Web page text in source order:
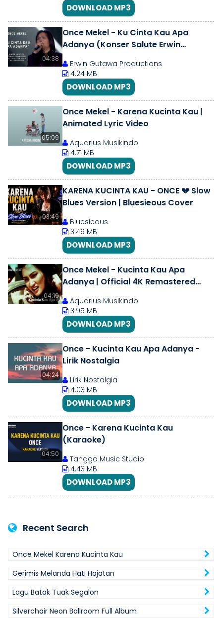
DOWNLOAD MP3
04:38
Once Mekel - Ku Cinta Kau Apa
Adanya (Konser Salute Erwin
Erwin Gutawa Productions
4.24 MB
DOWNLOAD MP3
05:09
Once Mekel - Karena Kucinta Kau |
Animated Lyric Video
Aquarius Musikindo
4.71 MB
DOWNLOAD MP3
03:49
KARENA KUCINTA KAU - ONCE 💔 Slow
Blues Version | Bluesieous Cover
Bluesieous
3.49 MB
DOWNLOAD MP3
04:19
Once Mekel - Kucinta Kau Apa
Adanya | Official 4K Remastered
Aquarius Musikindo
3.95 MB
DOWNLOAD MP3
04:24
Once - Kucinta Kau Apa Adanya -
Lirik Nostalgia
Lirik Nostalgia
4.03 MB
DOWNLOAD MP3
04:50
Once - Karena Kucinta Kau
(Karaoke)
Tangga Music Studio
4.43 MB
DOWNLOAD MP3
Recent Search
Once Mekel Karena Kucinta Kau
Gerimis Melanda Hati Hajatan
Lagu Batak Tuak Segalon
Silverchair Neon Ballroom Full Album